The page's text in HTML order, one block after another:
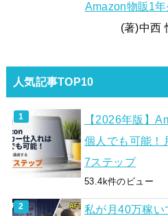
Amazon物販1
(著)中西
人気記事TOP10
【2026年版】
個人でも可能！
7ステップ
53.4k件のビュー
私が月40万稼い